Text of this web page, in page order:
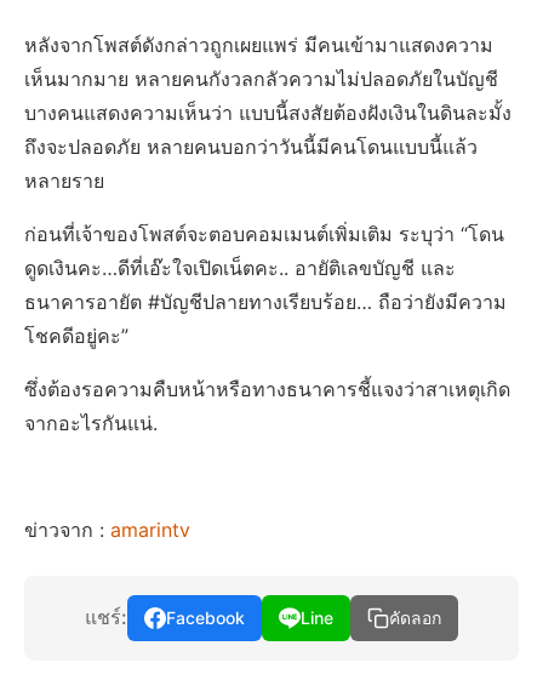
หลังจากโพสต์ดังกล่าวถูกเผยแพร่ มีคนเข้ามาแสดงความ
เห็นมากมาย หลายคนกังวลกลัวความไม่ปลอดภัยในบัญชี
บางคนแสดงความเห็นว่า แบบนี้สงสัยต้องฝังเงินในดินละมั้ง
ถึงจะปลอดภัย หลายคนบอกว่าวันนี้มีคนโดนแบบนี้แล้ว
หลายราย
ก่อนที่เจ้าของโพสต์จะตอบคอมเมนต์เพิ่มเติม ระบุว่า “โดน
ดูดเงินคะ…ดีที่เอ๊ะใจเปิดเน็ตคะ.. อายัติเลขบัญชี และ
ธนาคารอายัต #บัญชีปลายทางเรียบร้อย… ถือว่ายังมีความ
โชคดีอยู่คะ”
ซึ่งต้องรอความคืบหน้าหรือทางธนาคารชี้แจงว่าสาเหตุเกิด
จากอะไรกันแน่.
ข่าวจาก : amarintv
แชร์: Facebook Line คัดลอก